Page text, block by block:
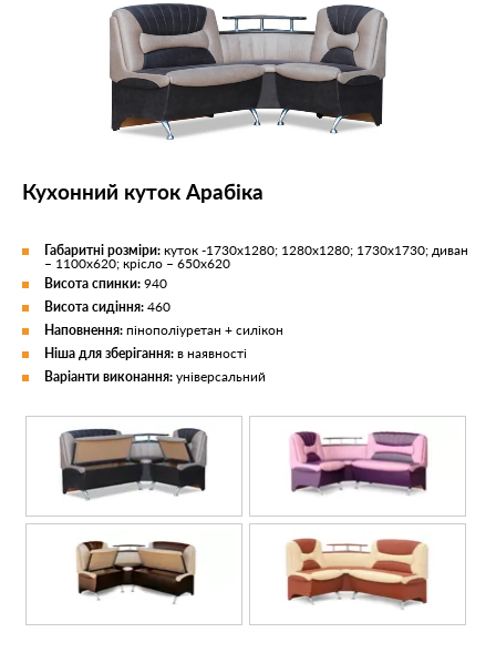
Кухонний куток Арабіка
Габаритні розміри: куток -1730х1280; 1280х1280; 1730х1730; диван
– 1100х620; крісло – 650х620
Висота спинки: 940
Висота сидіння: 460
Наповнення: пінополіуретан + силікон
Ніша для зберігання: в наявності
Варіанти виконання: універсальний